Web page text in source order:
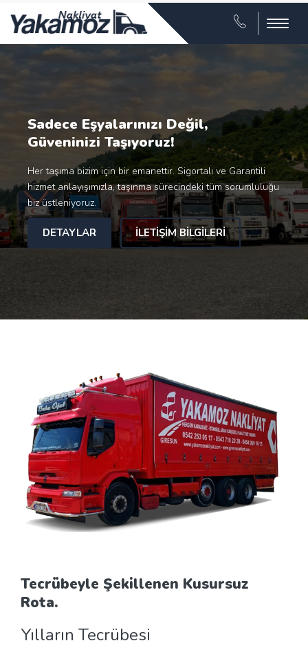
Menu
Sadece Eşyalarınızı Değil,
Güveninizi Taşıyoruz!
Her taşıma bizim için bir emanettir. Sigortalı ve Garantili
hizmet anlayışımızla, taşınma sürecindeki tüm sorumluluğu
biz üstleniyoruz.
DETAYLAR İLETIŞIM BILGILERI
Tecrübeyle Şekillenen Kusursuz
Rota.
Yılların Tecrübesi